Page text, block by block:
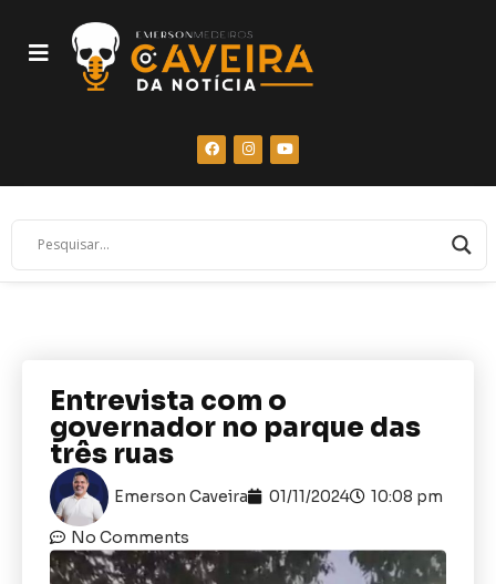
Entrevista com o
governador no parque das
três ruas
Emerson Caveira 01/11/2024 10:08 pm
No Comments